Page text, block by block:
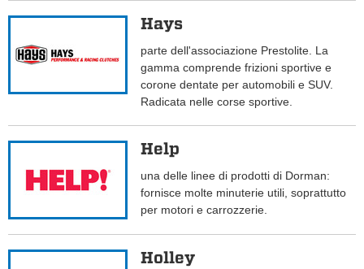
Hays
parte dell'associazione Prestolite. La
gamma comprende frizioni sportive e
corone dentate per automobili e SUV.
Radicata nelle corse sportive.
Help
una delle linee di prodotti di Dorman:
fornisce molte minuterie utili, soprattutto
per motori e carrozzerie.
Holley